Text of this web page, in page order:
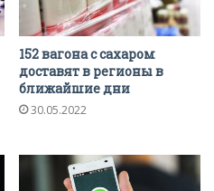
152 вагона с сахаром
доставят в регионы в
ближайшие дни
30.05.2022